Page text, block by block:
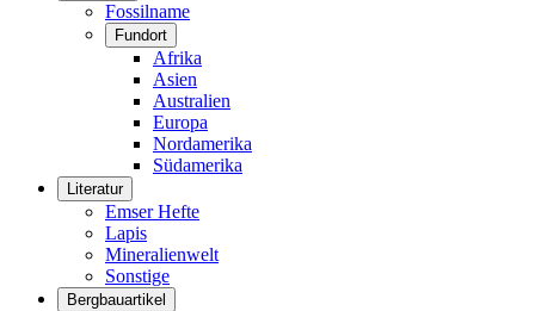
Fossilname
Fundort
Afrika
Asien
Australien
Europa
Nordamerika
Südamerika
Literatur
Emser Hefte
Lapis
Mineralienwelt
Sonstige
Bergbauartikel